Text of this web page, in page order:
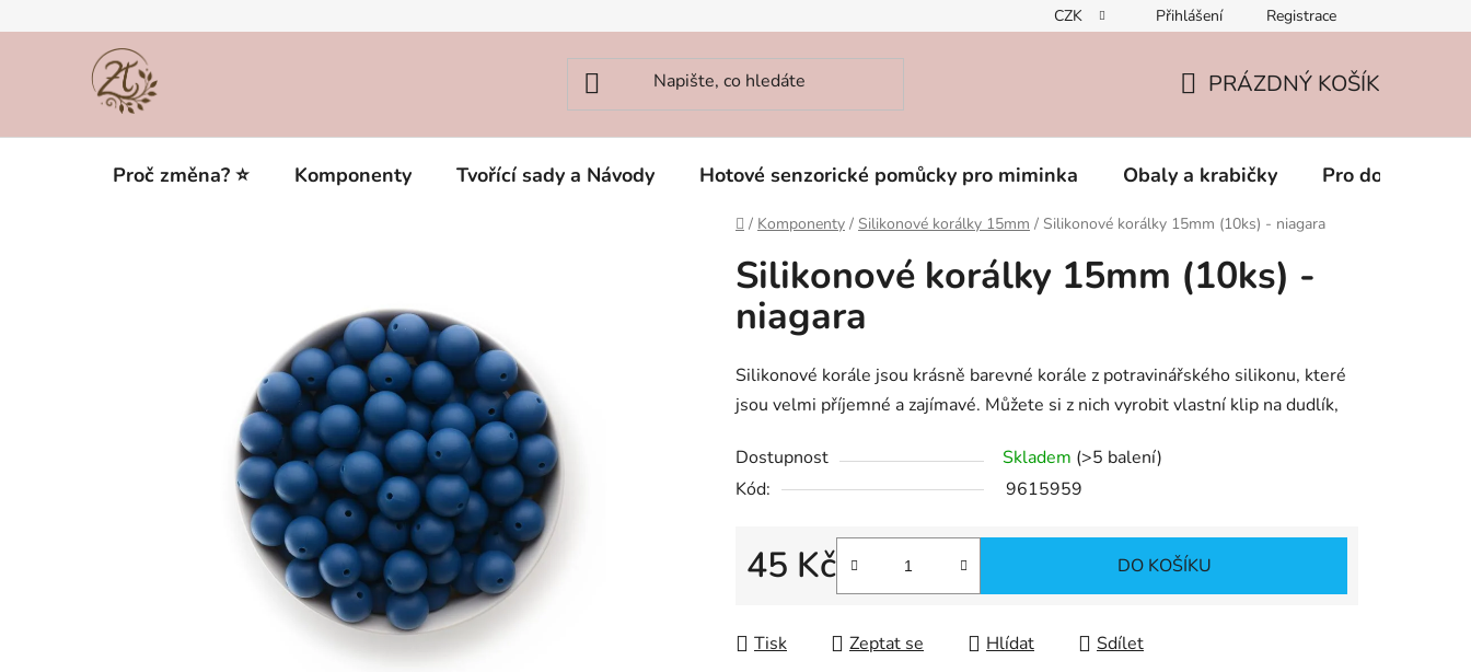
na
CZK Přihlášení Registrace
KOŠÍK
PRÁZDNÝ KOŠÍK
Proč změna? ⭐ Komponenty Tvořící sady a Návody Hotové senzorické pomůcky pro miminka Obaly a krabičky Pro dospěláky
Domů
/ Komponenty / Silikonové korálky 15mm / Silikonové korálky 15mm (10ks) - niagara
Silikonové korálky 15mm (10ks) -
niagara
Silikonové korále jsou krásně barevné korále z potravinářského silikonu, které
jsou velmi příjemné a zajímavé. Můžete si z nich vyrobit vlastní klip na dudlík,
Dostupnost Skladem (>5 balení)
Kód:
9615959
45 Kč
Měrná cena:
DO KOŠÍKU
Tisk Zeptat se Hlídat Sdílet